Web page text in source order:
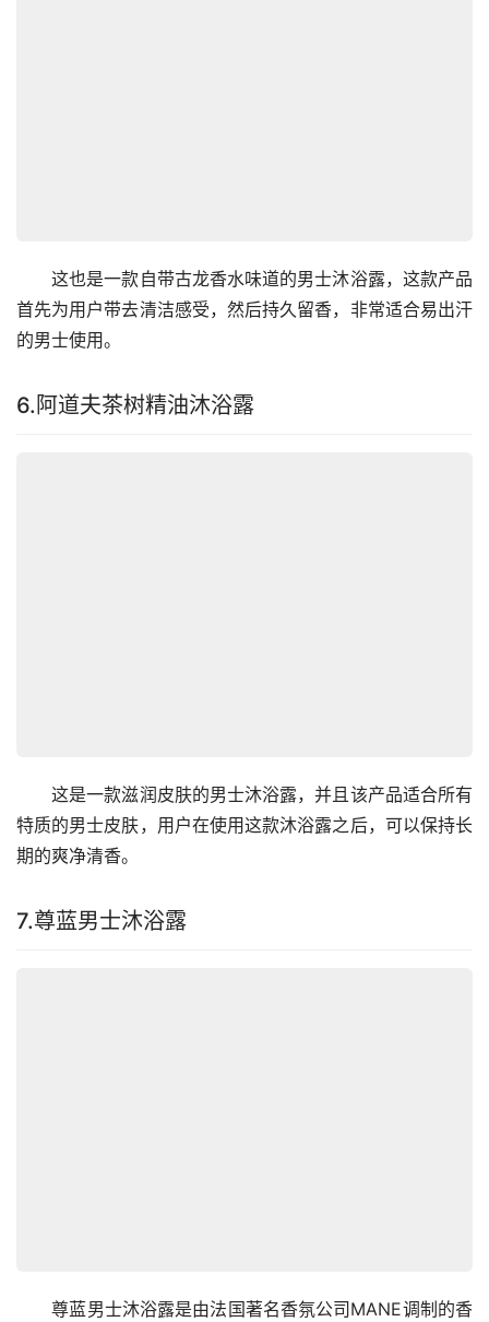
这也是一款自带古龙香水味道的男士沐浴露，这款产品
首先为用户带去清洁感受，然后持久留香，非常适合易出汗
的男士使用。
6.阿道夫茶树精油沐浴露
这是一款滋润皮肤的男士沐浴露，并且该产品适合所有
特质的男士皮肤，用户在使用这款沐浴露之后，可以保持长
期的爽净清香。
7.尊蓝男士沐浴露
尊蓝男士沐浴露是由法国著名香氛公司MANE调制的香